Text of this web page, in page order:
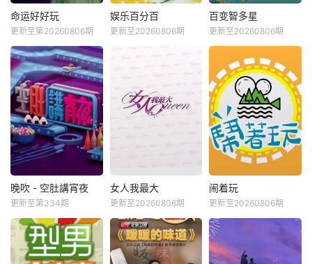
命运好好玩
更新至第20260806期
娱乐百分百
更新至20260806期
百变智多星
更新至20260806期
晚吹 - 空肚講宵夜
更新至第334期
女人我最大
更新至20260806期
闹着玩
更新至20260806期